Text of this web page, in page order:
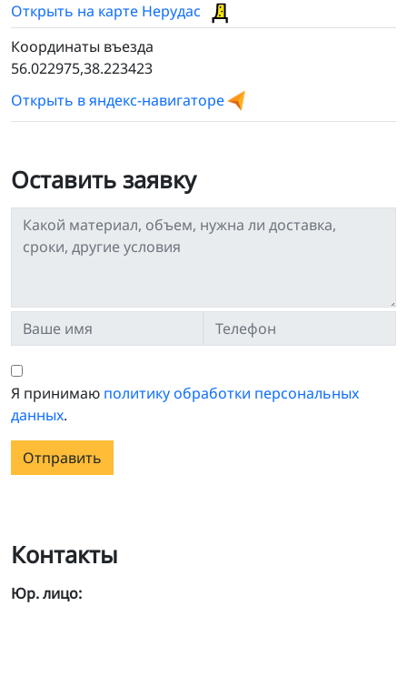
Открыть на карте Нерудас
Координаты въезда
56.022975,38.223423
Открыть в яндекс-навигаторе
Оставить заявку
Я принимаю политику обработки персональных
данных.
Отправить
Контакты
Юр. лицо: